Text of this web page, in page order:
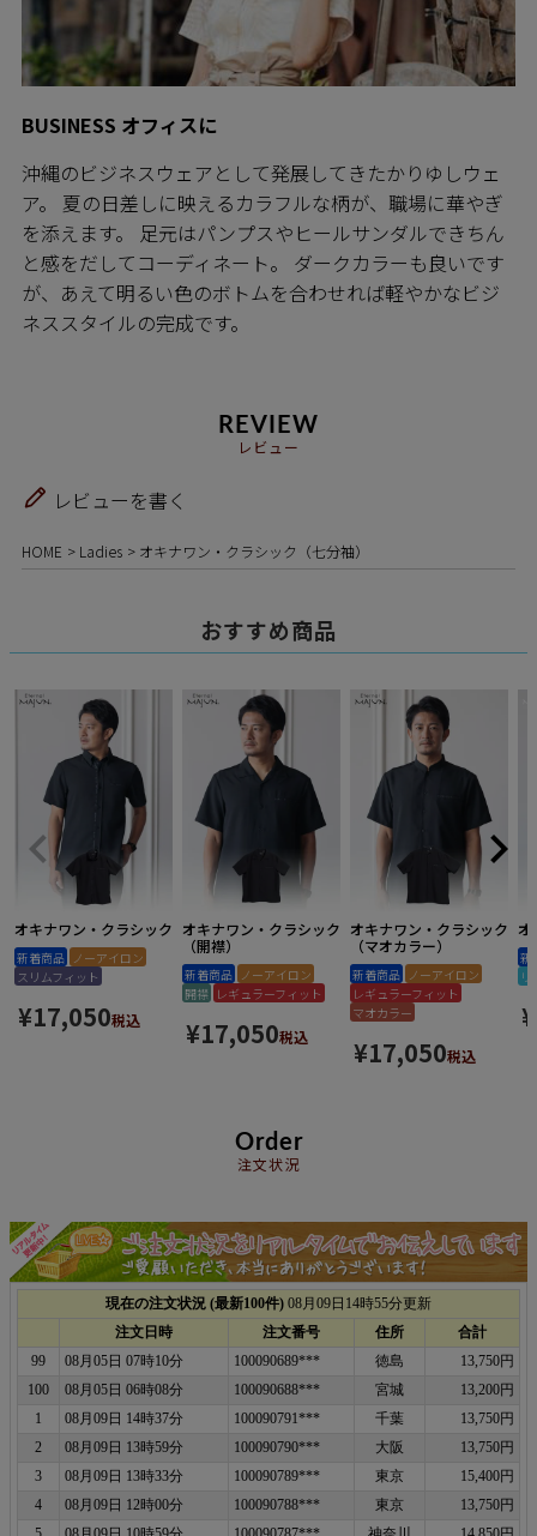
BUSINESS オフィスに
沖縄のビジネスウェアとして発展してきたかりゆしウェ
ア。 夏の日差しに映えるカラフルな柄が、職場に華やぎ
を添えます。 足元はパンプスやヒールサンダルできちん
と感をだしてコーディネート。 ダークカラーも良いです
が、あえて明るい色のボトムを合わせれば軽やかなビジ
ネススタイルの完成です。
REVIEW
レビュー
レビューを書く
HOME Ladies オキナワン・クラシック（七分袖）
おすすめ商品
オキナワン・クラシック
新着商品 ノーアイロン
スリムフィット
¥17,050税込
オキナワン・クラシック
（開襟）
新着商品 ノーアイロン
開襟 レギュラーフィット
¥17,050税込
オキナワン・クラシック
（マオカラー）
新着商品 ノーアイロン
レギュラーフィット
マオカラー
¥17,050税込
オ
新
¥
Order
注文状況